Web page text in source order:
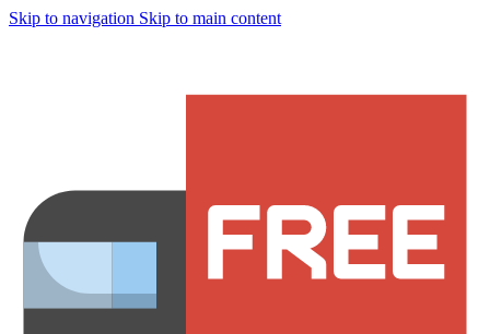
Skip to navigation Skip to main content